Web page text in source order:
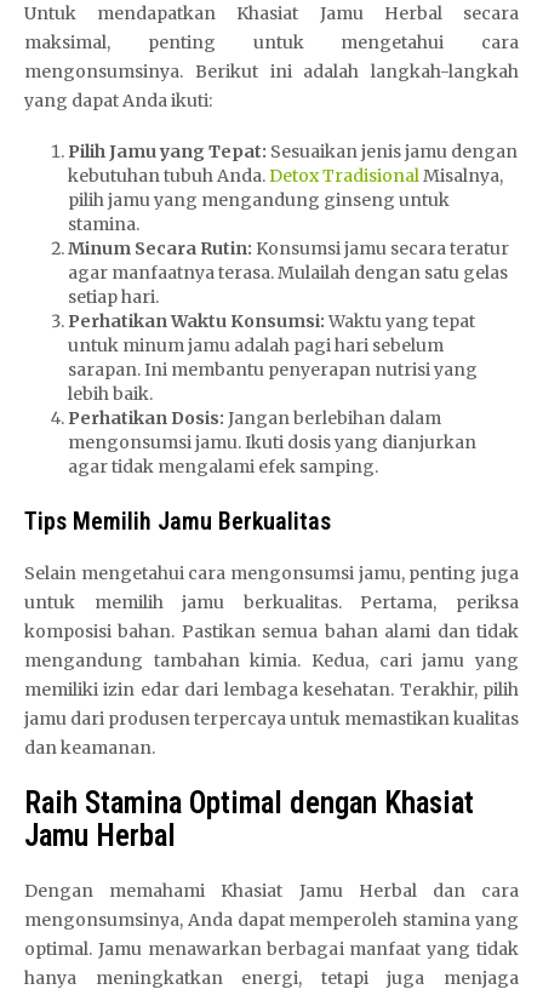
Untuk mendapatkan Khasiat Jamu Herbal secara
maksimal, penting untuk mengetahui cara
mengonsumsinya. Berikut ini adalah langkah-langkah
yang dapat Anda ikuti:
Pilih Jamu yang Tepat: Sesuaikan jenis jamu dengan
kebutuhan tubuh Anda. Detox Tradisional Misalnya,
pilih jamu yang mengandung ginseng untuk
stamina.
Minum Secara Rutin: Konsumsi jamu secara teratur
agar manfaatnya terasa. Mulailah dengan satu gelas
setiap hari.
Perhatikan Waktu Konsumsi:Waktu yang tepat
untuk minum jamu adalah pagi hari sebelum
sarapan. Ini membantu penyerapan nutrisi yang
lebih baik.
Perhatikan Dosis: Jangan berlebihan dalam
mengonsumsi jamu. Ikuti dosis yang dianjurkan
agar tidak mengalami efek samping.
Tips Memilih Jamu Berkualitas
Selain mengetahui cara mengonsumsi jamu, penting juga
untuk memilih jamu berkualitas. Pertama, periksa
komposisi bahan. Pastikan semua bahan alami dan tidak
mengandung tambahan kimia. Kedua, cari jamu yang
memiliki izin edar dari lembaga kesehatan. Terakhir, pilih
jamu dari produsen terpercaya untuk memastikan kualitas
dan keamanan.
Raih Stamina Optimal dengan Khasiat
Jamu Herbal
Dengan memahami Khasiat Jamu Herbal dan cara
mengonsumsinya, Anda dapat memperoleh stamina yang
optimal. Jamu menawarkan berbagai manfaat yang tidak
hanya meningkatkan energi, tetapi juga menjaga